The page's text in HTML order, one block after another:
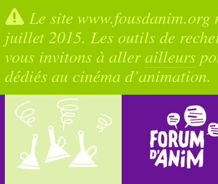
Le site
juillet 2015. Les outils de
vous invitons à allerailleurs
dédiés au cinéma d’animation.